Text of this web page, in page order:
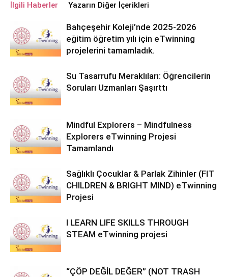
İlgili Haberler Yazarın Diğer İçerikleri
Bahçeşehir Koleji’nde 2025-2026
eğitim öğretim yılı için eTwinning
projelerini tamamladık.
Su Tasarrufu Meraklıları: Öğrencilerin
Soruları Uzmanları Şaşırttı
Mindful Explorers – Mindfulness
Explorers eTwinning Projesi
Tamamlandı
Sağlıklı Çocuklar & Parlak Zihinler (FIT
CHILDREN & BRIGHT MIND) eTwinning
Projesi
I LEARN LIFE SKILLS THROUGH
STEAM eTwinning projesi
“ÇÖP DEĞİL DEĞER” (NOT TRASH